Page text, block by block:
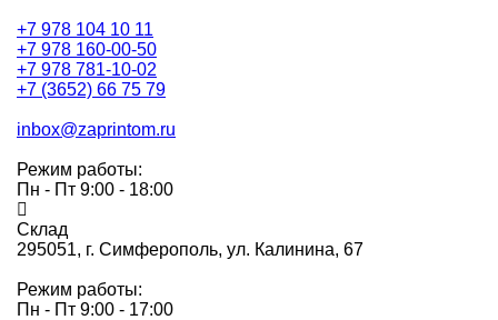
+7 978 104 10 11
+7 978 160-00-50
+7 978 781-10-02
+7 (3652) 66 75 79
inbox@zaprintom.ru
Режим работы:
Пн - Пт 9:00 - 18:00
Склад
295051, г. Симферополь, ул. Калинина, 67
Режим работы:
Пн - Пт 9:00 - 17:00